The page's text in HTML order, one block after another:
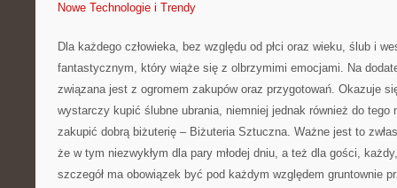
Nowe Technologie i Trendy
Dla każdego człowieka, bez względu od płci oraz wieku, ślub i
fantastycznym, który wiąże się z olbrzymimi emocjami. Na
związana jest z ogromem zakupów oraz przygotowań. Okazuje
wystarczy kupić ślubne ubrania, niemniej jednak również do tego
zakupić dobrą biżuterię – Biżuteria Sztuczna. Ważne jest to
że w tym niezwykłym dla pary młodej dniu, a też dla gości,
szczegół ma obowiązek być pod każdym względem gruntownie